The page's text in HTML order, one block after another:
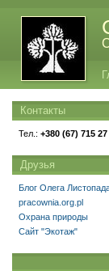
Контакты
Тел.: +380 (67) 715 27
Друзья
Блог Олега
pracownia.org.pl
Охрана природы
Сайт "Экотаж"